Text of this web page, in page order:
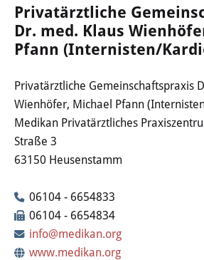
Privatärztliche
Dr. med. Klaus
Pfann (Internisten/
Privatärztliche Gemeinschaftspraxis
Wienhöfer, Michael Pfann
Medikan Privatärztliches
Straße 3
63150 Heusenstamm
06104 - 6654833
06104 - 6654834
info@medikan.org
www.medikan.org
Heirat
Wertstoffhof
Wasser & Abwasser
Ortsgerichte & Schiedsamt
Verwaltung & Politik
Satzungen & Stadtrecht